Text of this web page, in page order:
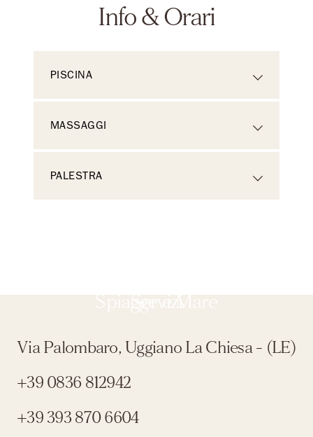
Info & Orari
PISCINA
MASSAGGI
PALESTRA
Servizi
Spiagge e Mare
Via Palombaro, Uggiano La Chiesa - (LE)
+39 0836 812942
+39 393 870 6604